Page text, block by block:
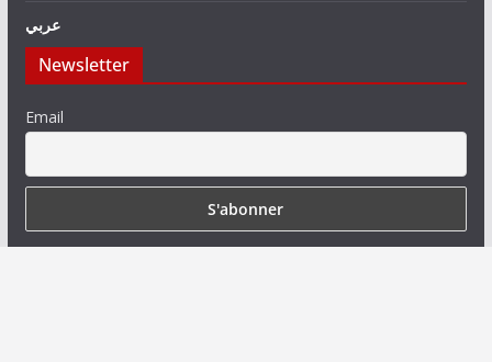
عربي
Newsletter
Email